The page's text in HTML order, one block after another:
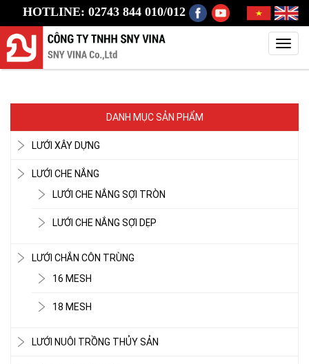
HOTLINE: 02743 844 010/012
DANH MỤC SẢN PHẨM
LƯỚI XÂY DỰNG
LƯỚI CHE NẮNG
LƯỚI CHE NẮNG SỢI TRÒN
LƯỚI CHE NẮNG SỢI DẸP
LƯỚI CHẮN CÔN TRÙNG
16 MESH
18 MESH
LƯỚI NUÔI TRỒNG THỦY SẢN